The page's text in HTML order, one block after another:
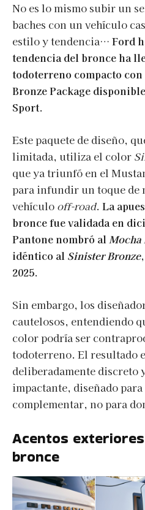
No es lo mismo subir un
baches con un vehículo
estilo y tendencia… Ford
tendencia del bronce ha
todoterreno compacto
Bronze Package
Sport.
Este paquete de diseño,
limitada, utiliza el color
que ya triunfó en el
para infundir un toque de
vehículo off-road. La
bronce fue validada en
Pantone nombró alMocha
idéntico al Sinister Bronze
2025.
Sin embargo, los
cautelosos, entendiendo
color podría ser
todoterreno. El resultado
deliberadamente discreto
impactante, diseñado
complementar, no para
Acentos
bronce